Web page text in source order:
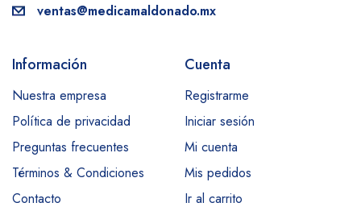
ventas@medicamaldonado.mx
Información
Nuestra empresa
Política de privacidad
Preguntas frecuentes
Términos & Condiciones
Contacto
Cuenta
Registrarme
Iniciar sesión
Mi cuenta
Mis pedidos
Ir al carrito